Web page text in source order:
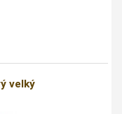
velký